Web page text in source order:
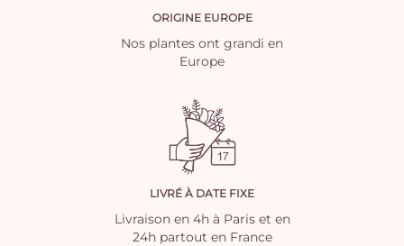
ORIGINE EUROPE
Nos plantes ont grandi en
Europe
LIVRÉ À DATE FIXE
Livraison en 4h à Paris et en
24h partout en France